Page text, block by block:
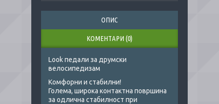
ОПИС
КОМЕНТАРИ (0)
Look педали за друмски
велосипедизам
Комфорни и стабилни!
Голема, широка контактна површина
за одлична стабилност при